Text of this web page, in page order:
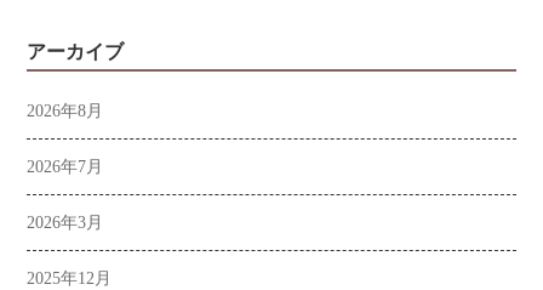
アーカイブ
2026年8月
2026年7月
2026年3月
2025年12月